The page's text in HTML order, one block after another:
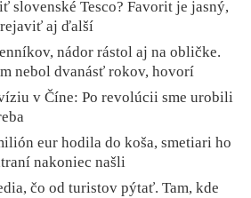
slovenské Tesco? Favorit je jasný,
aj ďalší
nádor rástol aj na obličke.
nebol dvanásť rokov, hovorí
v Číne: Po revolúcii sme urobili
eur hodila do koša, smetiari ho
nakoniec našli
čo od turistov pýtať. Tam, kde